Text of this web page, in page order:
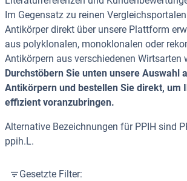
Im Gegensatz zu reinen
Antikörper direkt über unsere Plattform
aus polyklonalen, monoklonalen oder
Antikörpern aus verschiedenen Wirtsarten
Durchstöbern Sie unten unsere Auswahl
Antikörpern und bestellen Sie direkt, um
effizient voranzubringen.
Alternative Bezeichnungen für PPIH sind
ppih.L.
Gesetzte Filter: